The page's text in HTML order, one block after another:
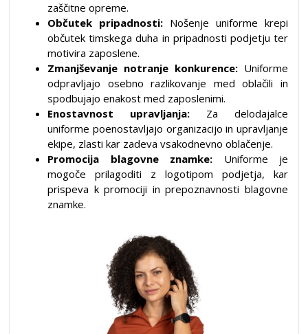
zaščitne opreme.
Občutek pripadnosti: Nošenje uniforme krepi
občutek timskega duha in pripadnosti podjetju ter
motivira zaposlene.
Zmanjševanje notranje konkurence: Uniforme
odpravljajo osebno razlikovanje med oblačili in
spodbujajo enakost med zaposlenimi.
Enostavnost upravljanja: Za delodajalce
uniforme poenostavljajo organizacijo in upravljanje
ekipe, zlasti kar zadeva vsakodnevno oblačenje.
Promocija blagovne znamke: Uniforme je
mogoče prilagoditi z logotipom podjetja, kar
prispeva k promociji in prepoznavnosti blagovne
znamke.